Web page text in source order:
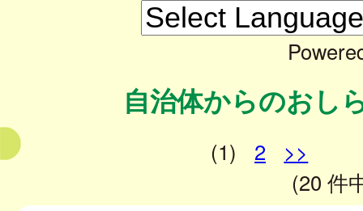
自治体からのおし
(1) 2
>>
(20 件